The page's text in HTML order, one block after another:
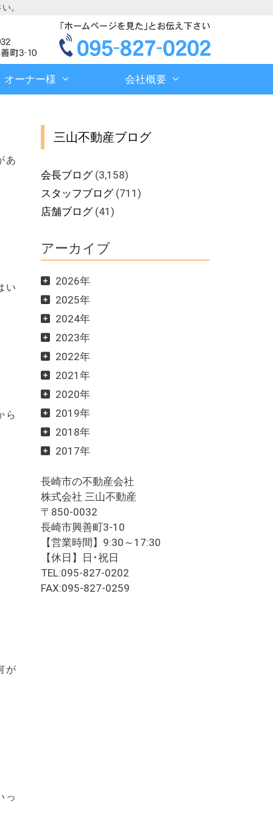
。
オーナー様 会社概要
あ
い
ら
が
っ
三山不動産ブログ
会長ブログ(3,158)
スタッフブログ(711)
店舗ブログ(41)
アーカイブ
2026年
2025年
2024年
2023年
2022年
2021年
2020年
2019年
2018年
2017年
長崎市の不動産会社
株式会社 三山不動産
〒850-0032
長崎市興善町3-10
【営業時間】9:30～17:30
【休日】日･祝日
TEL:095-827-0202
FAX:095-827-0259